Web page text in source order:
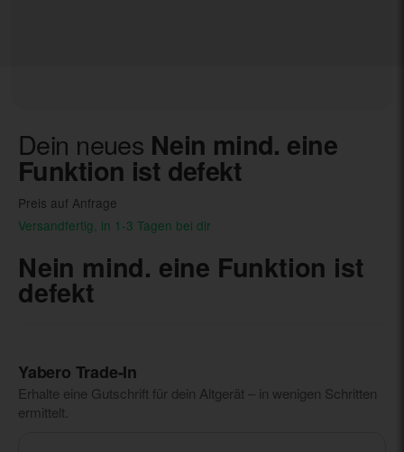
Dein neues Nein mind. eine
Funktion ist defekt
Preis auf Anfrage
Versandfertig, in 1-3 Tagen bei dir
Nein mind. eine Funktion ist
defekt
Yabero Trade‑In
Erhalte eine Gutschrift für dein Altgerät – in wenigen Schritten
ermittelt.